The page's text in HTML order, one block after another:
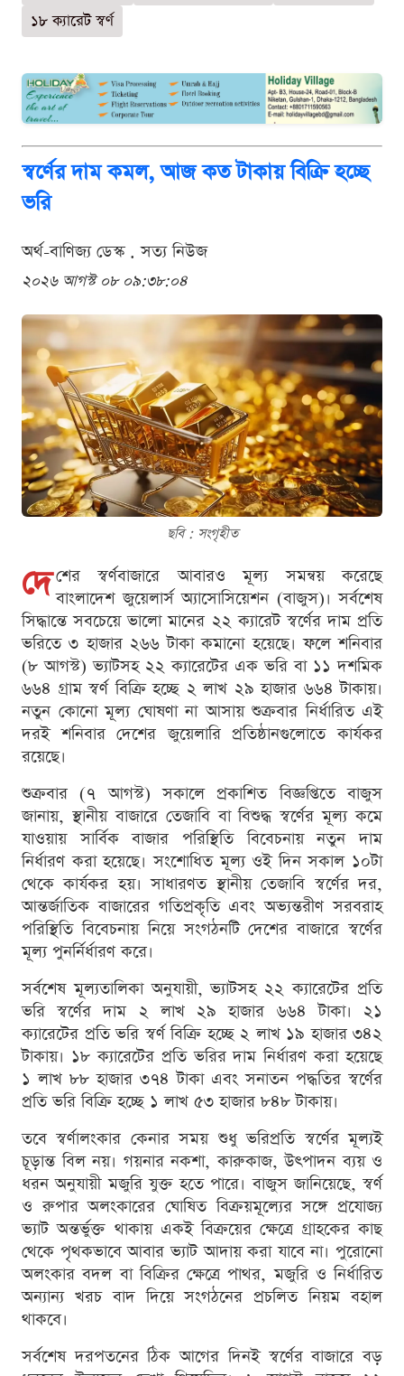
১৮ ক্যারেট স্বর্ণ
স্বর্ণের দাম কমল, আজ কত টাকায় বিক্রি হচ্ছে
ভরি
অর্থ-বাণিজ্য ডেস্ক . সত্য নিউজ
২০২৬ আগস্ট ০৮ ০৯:৩৮:০৪
ছবি : সংগৃহীত
দে শের স্বর্ণবাজারে আবারও মূল্য সমন্বয় করেছে
বাংলাদেশ জুয়েলার্স অ্যাসোসিয়েশন (বাজুস)। সর্বশেষ
সিদ্ধান্তে সবচেয়ে ভালো মানের ২২ ক্যারেট স্বর্ণের দাম প্রতি
ভরিতে ৩ হাজার ২৬৬ টাকা কমানো হয়েছে। ফলে শনিবার
(৮ আগস্ট) ভ্যাটসহ ২২ ক্যারেটের এক ভরি বা ১১ দশমিক
৬৬৪ গ্রাম স্বর্ণ বিক্রি হচ্ছে ২ লাখ ২৯ হাজার ৬৬৪ টাকায়।
নতুন কোনো মূল্য ঘোষণা না আসায় শুক্রবার নির্ধারিত এই
দরই শনিবার দেশের জুয়েলারি প্রতিষ্ঠানগুলোতে কার্যকর
রয়েছে।
শুক্রবার (৭ আগস্ট) সকালে প্রকাশিত বিজ্ঞপ্তিতে বাজুস
জানায়, স্থানীয় বাজারে তেজাবি বা বিশুদ্ধ স্বর্ণের মূল্য কমে
যাওয়ায় সার্বিক বাজার পরিস্থিতি বিবেচনায় নতুন দাম
নির্ধারণ করা হয়েছে। সংশোধিত মূল্য ওই দিন সকাল ১০টা
থেকে কার্যকর হয়। সাধারণত স্থানীয় তেজাবি স্বর্ণের দর,
আন্তর্জাতিক বাজারের গতিপ্রকৃতি এবং অভ্যন্তরীণ সরবরাহ
পরিস্থিতি বিবেচনায় নিয়ে সংগঠনটি দেশের বাজারে স্বর্ণের
মূল্য পুনর্নির্ধারণ করে।
সর্বশেষ মূল্যতালিকা অনুযায়ী, ভ্যাটসহ ২২ ক্যারেটের প্রতি
ভরি স্বর্ণের দাম ২ লাখ ২৯ হাজার ৬৬৪ টাকা। ২১
ক্যারেটের প্রতি ভরি স্বর্ণ বিক্রি হচ্ছে ২ লাখ ১৯ হাজার ৩৪২
টাকায়। ১৮ ক্যারেটের প্রতি ভরির দাম নির্ধারণ করা হয়েছে
১ লাখ ৮৮ হাজার ৩৭৪ টাকা এবং সনাতন পদ্ধতির স্বর্ণের
প্রতি ভরি বিক্রি হচ্ছে ১ লাখ ৫৩ হাজার ৮৪৮ টাকায়।
তবে স্বর্ণালংকার কেনার সময় শুধু ভরিপ্রতি স্বর্ণের মূল্যই
চূড়ান্ত বিল নয়। গয়নার নকশা, কারুকাজ, উৎপাদন ব্যয় ও
ধরন অনুযায়ী মজুরি যুক্ত হতে পারে। বাজুস জানিয়েছে, স্বর্ণ
ও রুপার অলংকারের ঘোষিত বিক্রয়মূল্যের সঙ্গে প্রযোজ্য
ভ্যাট অন্তর্ভুক্ত থাকায় একই বিক্রয়ের ক্ষেত্রে গ্রাহকের কাছ
থেকে পৃথকভাবে আবার ভ্যাট আদায় করা যাবে না। পুরোনো
অলংকার বদল বা বিক্রির ক্ষেত্রে পাথর, মজুরি ও নির্ধারিত
অন্যান্য খরচ বাদ দিয়ে সংগঠনের প্রচলিত নিয়ম বহাল
থাকবে।
সর্বশেষ দরপতনের ঠিক আগের দিনই স্বর্ণের বাজারে বড়